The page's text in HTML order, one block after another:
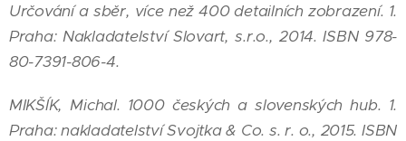
Určování a sběr, více než 400 detailních zobrazení. 1.
Praha: Nakladatelství Slovart, s.r.o., 2014. ISBN 978-
80-7391-806-4.
MIKŠÍK, Michal. 1000 českých a slovenských hub. 1.
Praha: nakladatelství Svojtka & Co. s. r. o., 2015. ISBN